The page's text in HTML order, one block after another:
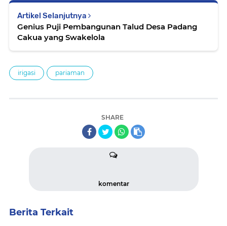
Artikel Selanjutnya
Genius Puji Pembangunan Talud Desa Padang
Cakua yang Swakelola
irigasi pariaman
SHARE
komentar
Berita Terkait